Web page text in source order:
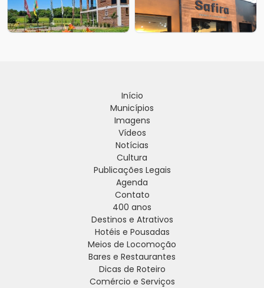
Início
Municípios
Imagens
Vídeos
Notícias
Cultura
Publicações Legais
Agenda
Contato
400 anos
Destinos e Atrativos
Hotéis e Pousadas
Meios de Locomoção
Bares e Restaurantes
Dicas de Roteiro
Comércio e Serviços